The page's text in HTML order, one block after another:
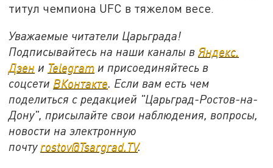
титул чемпиона UFC в тяжелом весе.
Уважаемые читатели Царьграда!
Подписывайтесь на наши каналы вЯндекс.
Дзен и Telegram и присоединяйтесь в
соцсети ВКонтакте. Если вам есть чем
поделиться с редакцией "Царьград-Ростов-на-
Дону", присылайте свои наблюдения, вопросы,
новости на электронную
почту rostov@Tsargrad.ТV.